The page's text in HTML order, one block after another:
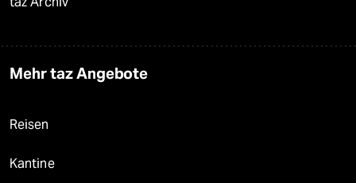
Mehr taz Angebote
Reisen
Kantine